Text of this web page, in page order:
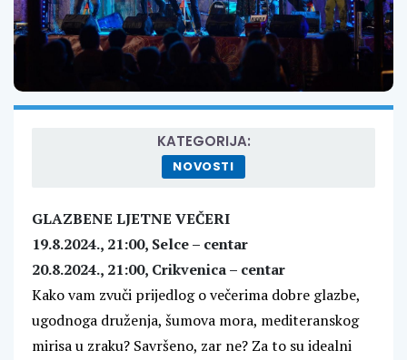
KATEGORIJA:
NOVOSTI
GLAZBENE LJETNE VEČERI
19.8.2024., 21:00, Selce – centar
20.8.2024., 21:00, Crikvenica – centar
Kako vam zvuči prijedlog o večerima dobre glazbe,
ugodnoga druženja, šumova mora, mediteranskog
mirisa u zraku? Savršeno, zar ne? Za to su idealni